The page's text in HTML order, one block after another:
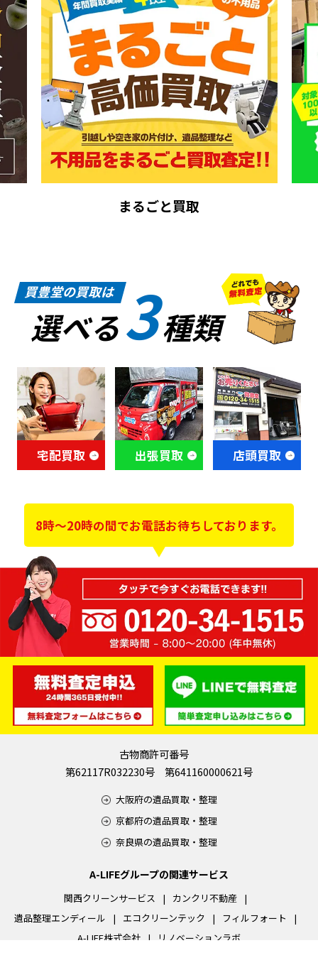
まるごと買取
買豊堂の買取は
選べる3種類
宅配買取 出張買取 店頭買取
8時～20時の間でお電話お待ちしております。
古物商許可番号
第62117R032230号 第641160000621号
大阪府の遺品買取・整理
京都府の遺品買取・整理
奈良県の遺品買取・整理
A-LIFEグループの関連サービス
関西クリーンサービス
カンクリ不動産
遺品整理エンディール
エコクリーンテック
フィルフォート
A-LIFE株式会社
リノベーションラボ